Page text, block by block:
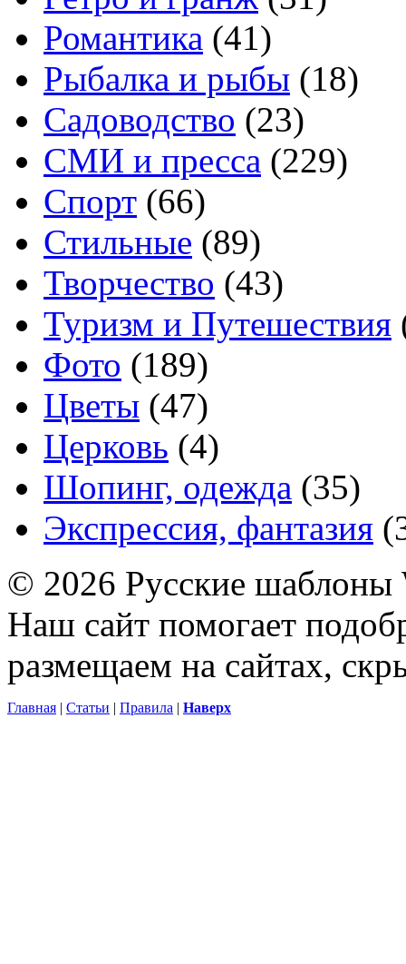
Романтика (41)
Рыбалка и рыбы (18)
Садоводство (23)
СМИ и пресса (229)
Спорт (66)
Стильные (89)
Творчество (43)
Туризм и Путешествия
Фото (189)
Цветы (47)
Церковь (4)
Шопинг, одежда (35)
Экспрессия, фантазия
© 2026 Русские шаблоны
Наш сайт помогает
размещаем на сайтах,
Главная | Статьи | Правила | Наверх